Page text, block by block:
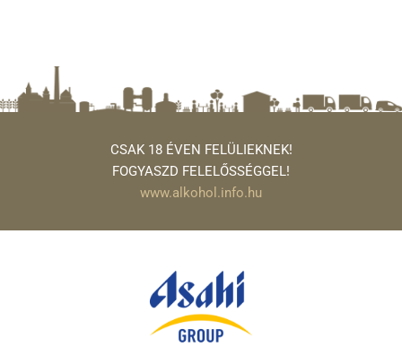
CSAK 18 ÉVEN FELÜLIEKNEK!
FOGYASZD FELELŐSSÉGGEL!
www.alkohol.info.hu